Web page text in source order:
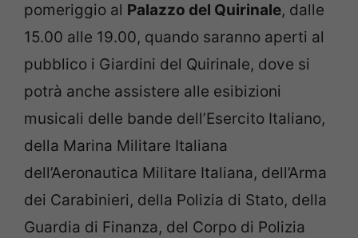
pomeriggio al Palazzo del Quirinale, dalle
15.00 alle 19.00, quando saranno aperti al
pubblico i Giardini del Quirinale, dove si
potrà anche assistere alle esibizioni
musicali delle bande dell’Esercito Italiano,
della Marina Militare Italiana
dell’Aeronautica Militare Italiana, dell’Arma
dei Carabinieri, della Polizia di Stato, della
Guardia di Finanza, del Corpo di Polizia